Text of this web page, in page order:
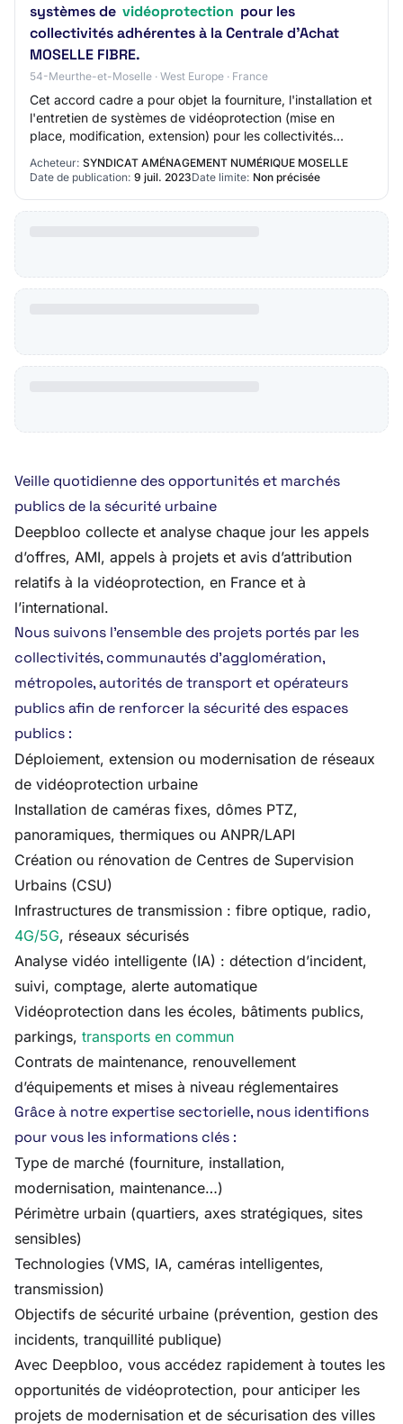
systèmes de vidéoprotection pour les
collectivités adhérentes à la Centrale d'Achat
MOSELLE FIBRE.
54-Meurthe-et-Moselle · West Europe · France
Cet accord cadre a pour objet la fourniture, l'installation et
l'entretien de systèmes de vidéoprotection (mise en
place, modification, extension) pour les collectivités
adhérentes à la Centrale d'Ac…
Acheteur: SYNDICAT AMÉNAGEMENT NUMÉRIQUE MOSELLE
Date de publication: 9 juil. 2023Date limite: Non précisée
Veille quotidienne des opportunités et marchés
publics de la sécurité urbaine
Deepbloo collecte et analyse chaque jour les appels
d’offres, AMI, appels à projets et avis d’attribution
relatifs à la vidéoprotection, en France et à
l’international.
Nous suivons l’ensemble des projets portés par les
collectivités, communautés d’agglomération,
métropoles, autorités de transport et opérateurs
publics afin de renforcer la sécurité des espaces
publics :
Déploiement, extension ou modernisation de réseaux
de vidéoprotection urbaine
Installation de caméras fixes, dômes PTZ,
panoramiques, thermiques ou ANPR/LAPI
Création ou rénovation de Centres de Supervision
Urbains (CSU)
Infrastructures de transmission : fibre optique, radio,
4G/5G, réseaux sécurisés
Analyse vidéo intelligente (IA) : détection d’incident,
suivi, comptage, alerte automatique
Vidéoprotection dans les écoles, bâtiments publics,
parkings, transports en commun
Contrats de maintenance, renouvellement
d’équipements et mises à niveau réglementaires
Grâce à notre expertise sectorielle, nous identifions
pour vous les informations clés :
Type de marché (fourniture, installation,
modernisation, maintenance…)
Périmètre urbain (quartiers, axes stratégiques, sites
sensibles)
Technologies (VMS, IA, caméras intelligentes,
transmission)
Objectifs de sécurité urbaine (prévention, gestion des
incidents, tranquillité publique)
Avec Deepbloo, vous accédez rapidement à toutes les
opportunités de vidéoprotection, pour anticiper les
projets de modernisation et de sécurisation des villes